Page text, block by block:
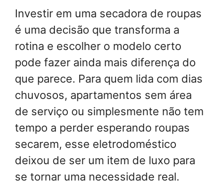
Investir em uma secadora de roupas
é uma decisão que transforma a
rotina e escolher o modelo certo
pode fazer ainda mais diferença do
que parece. Para quem lida com dias
chuvosos, apartamentos sem área
de serviço ou simplesmente não tem
tempo a perder esperando roupas
secarem, esse eletrodoméstico
deixou de ser um item de luxo para
se tornar uma necessidade real.